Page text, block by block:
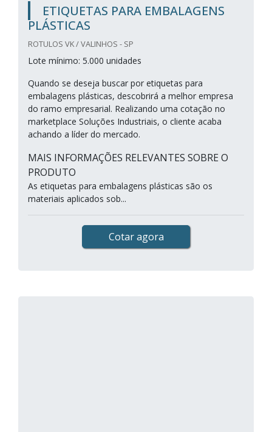
ETIQUETAS PARA EMBALAGENS
PLÁSTICAS
ROTULOS VK / VALINHOS - SP
Lote mínimo: 5.000 unidades
Quando se deseja buscar por etiquetas para
embalagens plásticas, descobrirá a melhor empresa
do ramo empresarial. Realizando uma cotação no
marketplace Soluções Industriais, o cliente acaba
achando a líder do mercado.
MAIS INFORMAÇÕES RELEVANTES SOBRE O
PRODUTO
As etiquetas para embalagens plásticas são os
materiais aplicados sob...
Cotar agora